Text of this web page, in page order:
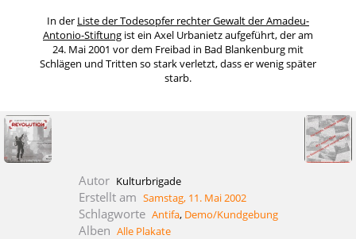
In der Liste der Todesopfer rechter Gewalt der Amadeu-
Antonio-Stiftung ist ein Axel Urbanietz aufgeführt, der am
24. Mai 2001 vor dem Freibad in Bad Blankenburg mit
Schlägen und Tritten so stark verletzt, dass er wenig später
starb.
Autor Kulturbrigade
Erstellt am Samstag, 11. Mai 2002
Schlagworte Antifa, Demo/Kundgebung
Alben Alle Plakate